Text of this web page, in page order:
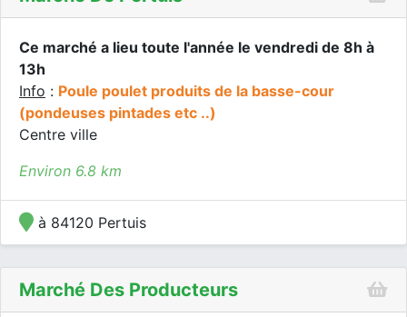
Ce marché a lieu toute l'année le vendredi de 8h à
13h
Info : Poule poulet produits de la basse-cour
(pondeuses pintades etc ..)
Centre ville
Environ 6.8 km
à 84120 Pertuis
Marché Des Producteurs